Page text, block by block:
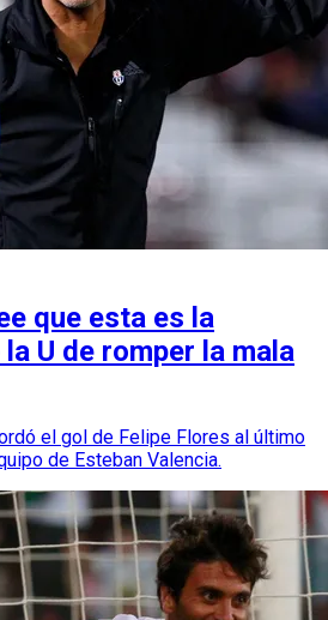
que esta es la
U de romper la mala
el gol de Felipe Flores al último
de Esteban Valencia.